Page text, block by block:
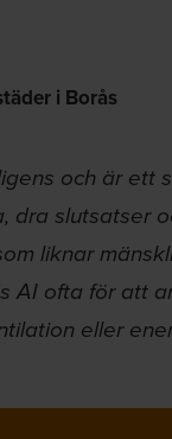
i Borås
och är ett
dra slutsatser
liknar
AI ofta för att
eller